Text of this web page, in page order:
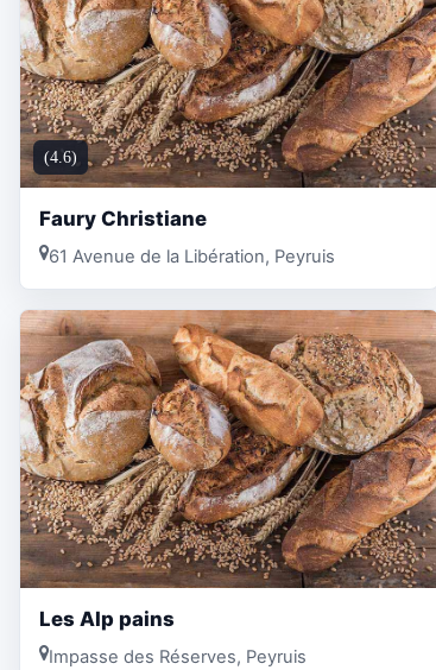
(4.6)
Faury Christiane
61 Avenue de la Libération, Peyruis
Les Alp pains
Impasse des Réserves, Peyruis